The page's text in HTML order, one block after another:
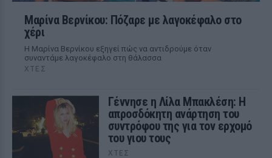
Μαρίνα Βερνίκου: Πόζαρε με λαγοκέφαλο στο
χέρι
Η Μαρίνα Βερνίκου εξηγεί πώς να αντιδρούμε όταν
συναντάμε λαγοκέφαλο στη θάλασσα
ΧΤΕΣ
Γέννησε η Λίλα Μπακλέση: Η
απροσδόκητη ανάρτηση του
συντρόφου της για τον ερχομό
του γιου τους
ΧΤΕΣ